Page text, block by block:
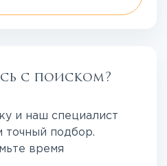
с поиском?
и наш специалист
точный подбор.
время